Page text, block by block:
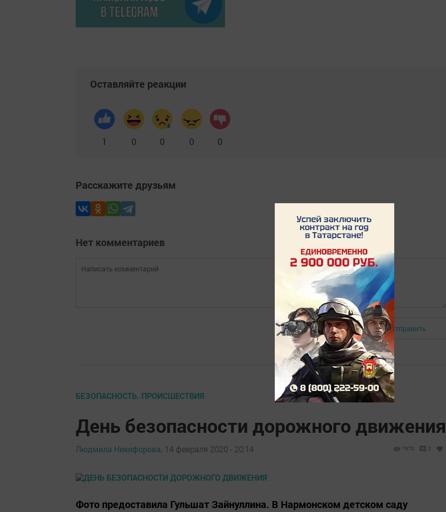
Оставляйте реакции
1 0 0 0 0
Расскажите друзьям
Нет комментариев
Авторизоваться Отправить
БЕЗОПАСНОСТЬ. ПРОИСШЕСТВИЯ
День безопасности дорожного движения
Людмила Никифорова, 14 февраля 2020 - 20:14 1970 0
Фото предоставила Гульшат Зайнуллина. В Нармонском детском саду